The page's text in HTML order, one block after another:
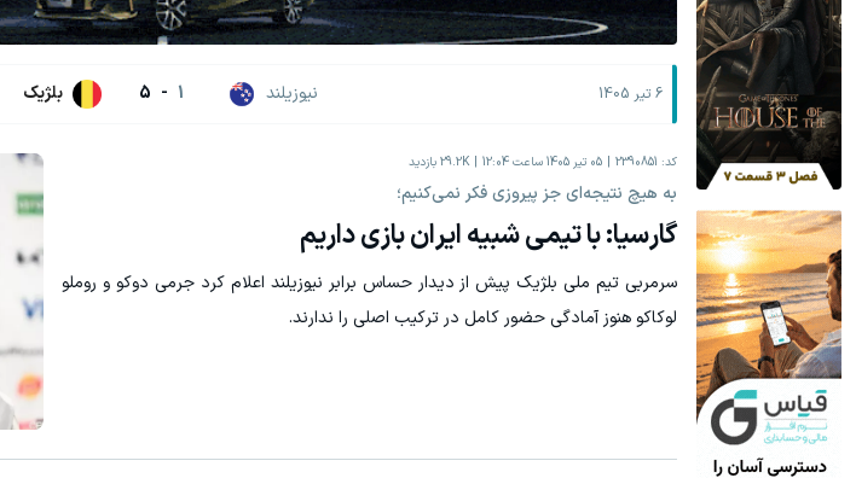
6 تیر 1405 نیوزیلند 1
-
5 بلژیک
کد: 2390851 05 تیر 1405 ساعت 12:04 29.2K بازدید
به هیچ نتیجه‌ای جز پیروزی فکر نمی‌کنیم؛
گارسیا: با تیمی شبیه ایران بازی داریم
سرمربی تیم ملی بلژیک پیش از دیدار حساس برابر نیوزیلند اعلام کرد جرمی دوکو و روملو
لوکاکو هنوز آمادگی حضور کامل در ترکیب اصلی را ندارند.